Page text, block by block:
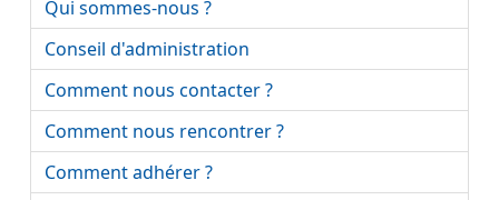
Qui sommes-nous ?
Conseil d'administration
Comment nous contacter ?
Comment nous rencontrer ?
Comment adhérer ?